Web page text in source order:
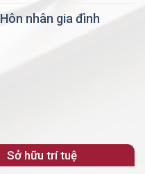
Hôn nhân gia đình
Sở hữu trí tuệ